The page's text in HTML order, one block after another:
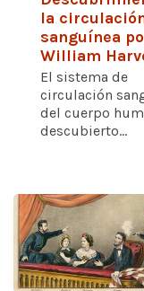
la
sanguínea
William
El sistema de
circulación
del cuerpo
descubierto...